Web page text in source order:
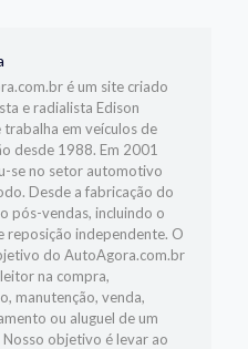
é um site criado
e radialista Edison
trabalha em veículos de
desde 1988. Em 2001
se no setor automotivo
Desde a fabricação do
pós-vendas, incluindo o
reposição independente. O
do AutoAgora.com.br
na compra,
manutenção, venda,
ou aluguel de um
objetivo é levar ao